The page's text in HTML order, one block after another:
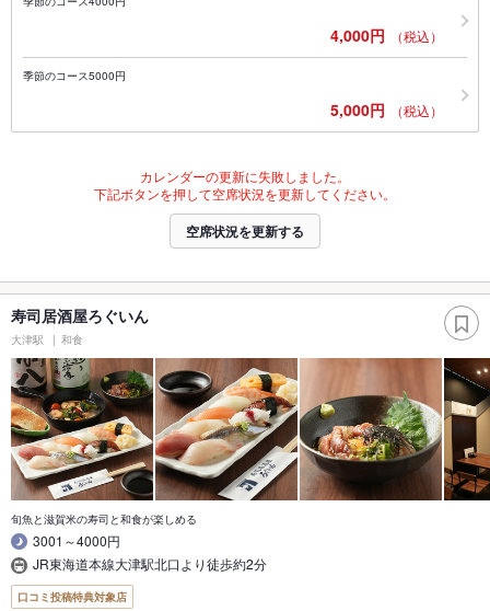
4,000円 （税込）
季節のコース5000円
5,000円 （税込）
カレンダーの更新に失敗しました。
下記ボタンを押して空席状況を更新してください。
空席状況を更新する
寿司居酒屋ろぐいん
大津駅 和食
旬魚と滋賀米の寿司と和食が楽しめる
3001～4000円
JR東海道本線大津駅北口より徒歩約2分
口コミ投稿特典対象店